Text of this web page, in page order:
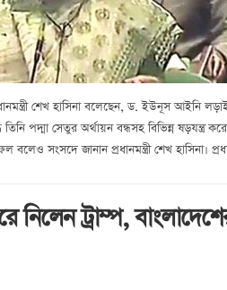
শেখ হাসিনা বলেছেন, ড. ইউনূস আইনি
পদ্মা সেতুর অর্থায়ন বন্ধসহ বিভিন্ন ষড়যন্ত্র
সংসদে জানান প্রধানমন্ত্রী শেখ হাসিনা।
নিলেন ট্রাম্প,